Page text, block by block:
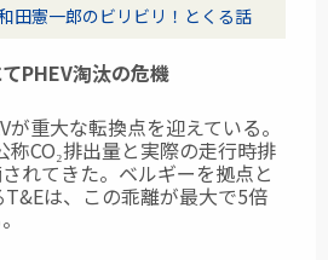
憲一郎のビリビリ！とくる話
PHEV淘汰の危機
が重大な転換点を迎えている。
CO₂排出量と実際の走行時排
れてきた。ベルギーを拠点と
T&Eは、この乖離が最大で5倍